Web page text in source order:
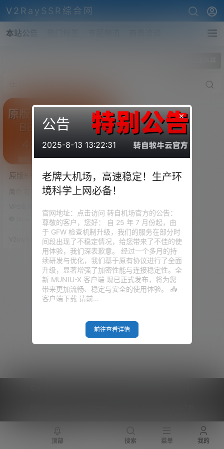
V2RaySSR综合网
本站公告
原版BBR/魔改BBR/BBR
Plus/锐速(Lotserver)四合一
脚本/一键安装
简介 在 Chikage 的脚本基础上
加速安装 BBR是来自于Google的
黑科技，目的是通过优化和控制T
CP的拥塞，充分利用带宽并降低
延迟，起到神奇般的加速效果。
在BBR出来之前，就只有锐速比
较好用，但是锐速是一个国产的
闭源软件。 有些朋友会担心是否
会有有害代码的问题。不过BBR
就是一个开源在GITHUB的项
目。 BBR在大部分的时间都是比
较好用的。但是偶…
0
V2raySSR综合网 19年4月29日
×
公告
2025-8-13 13:22:31
老牌大机场，高速稳定！生产环
境科学上网必备！
官网地址：点击访问 转自机场官方的公告：
尊敬的客户，您好： 自 25 年 7 月份起，由
于 GFW 检查机制升级，我们的服务在部分时
间段出现了不稳定情况，给您带来了不佳的使
用体验，我们深表歉意。 经过一个多月的持
续研发与优化，我们基于原有协议进行了全面
升级，显著增强了加密性能与连接稳定性。全
新 MUNIU-X 客户端 现已正式发布，将为您
带来更加流畅、稳定与安全的使用体验。 📥
客户端下载 请前…
前往查看详情
顶部 搜索 菜单 我的